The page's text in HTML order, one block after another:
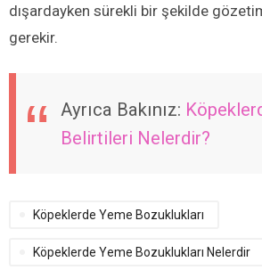
dışardayken sürekli bir şekilde
gerekir.
Ayrıca Bakınız:
Belirtileri Nelerdir?
Köpeklerde Yeme Bozuklukları
Köpeklerde Yeme Bozuklukları Nelerdir